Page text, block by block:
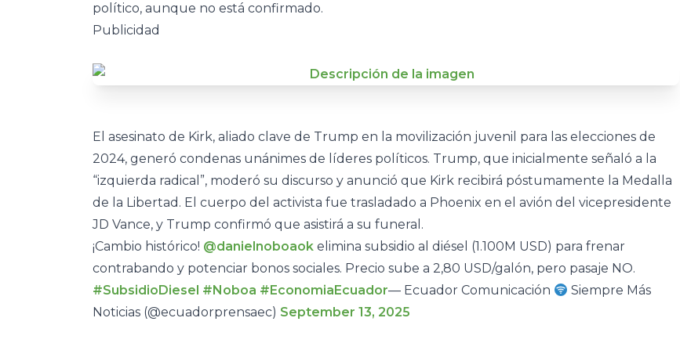
político, aunque no está confirmado.
Publicidad
El asesinato de Kirk, aliado clave de Trump en la movilización juvenil para las elecciones de
2024, generó condenas unánimes de líderes políticos. Trump, que inicialmente señaló a la
“izquierda radical”, moderó su discurso y anunció que Kirk recibirá póstumamente la Medalla
de la Libertad. El cuerpo del activista fue trasladado a Phoenix en el avión del vicepresidente
JD Vance, y Trump confirmó que asistirá a su funeral.
¡Cambio histórico! @danielnoboaok elimina subsidio al diésel (1.100M USD) para frenar
contrabando y potenciar bonos sociales. Precio sube a 2,80 USD/galón, pero pasaje NO.
#SubsidioDiesel #Noboa #EconomiaEcuador— Ecuador Comunicación
Siempre Más
Noticias (@ecuadorprensaec) September 13, 2025